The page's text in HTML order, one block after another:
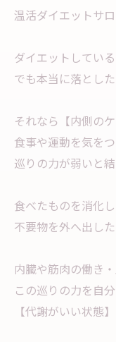
温活ダイエットサ
ダイエットしてい
でも本当に落とし
それなら【内側の
食事や運動を気を
巡りの力が弱いと
食べたものを消化
不要物を外へ出し
内臓や筋肉の働き
この巡りの力を自
【代謝がいい状態】